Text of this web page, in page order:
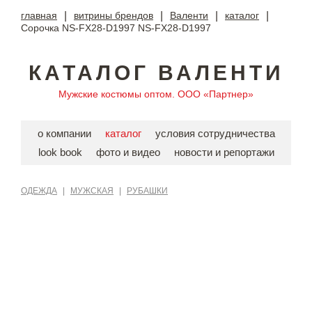
главная витрины брендов Валенти каталог
Сорочка NS-FX28-D1997 NS-FX28-D1997
КАТАЛОГ ВАЛЕНТИ
Мужские костюмы оптом. ООО «Партнер»
о компании каталог
условия сотрудничества
look book
фото и видео новости и репортажи
ОДЕЖДА МУЖСКАЯ РУБАШКИ